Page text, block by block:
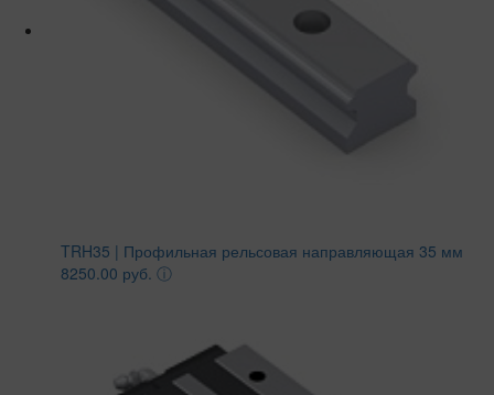
TRH35 | Профильная рельсовая направляющая 35 мм
8250.00 руб. ⓘ